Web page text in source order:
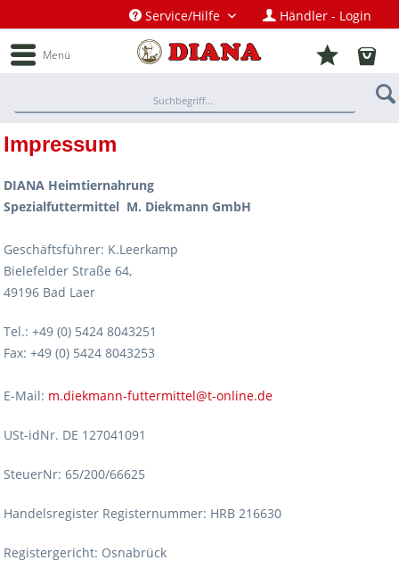
Service/Hilfe Händler - Login
Menü
Impressum
DIANA Heimtiernahrung
Spezialfuttermittel M. Diekmann GmbH
Geschäftsführer: K.Leerkamp
Bielefelder Straße 64,
49196 Bad Laer
Tel.: +49 (0) 5424 8043251
Fax: +49 (0) 5424 8043253
E-Mail: m.diekmann-futtermittel@t-online.de
USt-idNr. DE 127041091
SteuerNr: 65/200/66625
Handelsregister Registernummer: HRB 216630
Registergericht: Osnabrück